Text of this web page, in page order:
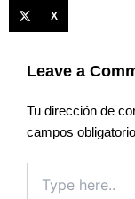
X
Leave a
Tu dirección de
campos
here..